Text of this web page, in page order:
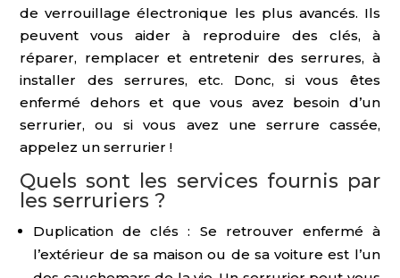
de verrouillage électronique les plus avancés. Ils
peuvent vous aider à reproduire des clés, à
réparer, remplacer et entretenir des serrures, à
installer des serrures, etc. Donc, si vous êtes
enfermé dehors et que vous avez besoin d’un
serrurier, ou si vous avez une serrure cassée,
appelez un serrurier !
Quels sont les services fournis par
les serruriers ?
Duplication de clés : Se retrouver enfermé à
l’extérieur de sa maison ou de sa voiture est l’un